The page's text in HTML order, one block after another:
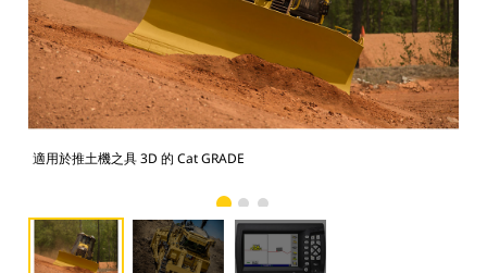
適用於推土機之具 3D 的 Cat GRADE